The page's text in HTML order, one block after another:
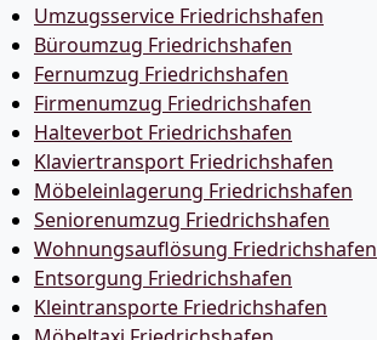
Umzugsservice Friedrichshafen
Büroumzug Friedrichshafen
Fernumzug Friedrichshafen
Firmenumzug Friedrichshafen
Halteverbot Friedrichshafen
Klaviertransport Friedrichshafen
Möbeleinlagerung Friedrichshafen
Seniorenumzug Friedrichshafen
Wohnungsauflösung Friedrichshafen
Entsorgung Friedrichshafen
Kleintransporte Friedrichshafen